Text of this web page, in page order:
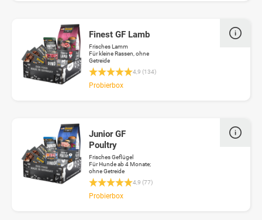
Finest GF Lamb
Frisches Lamm
Für kleine Rassen, ohne
Getreide
Durchschnittliche Bewertung 4.9 von 5
4,9 (134)
Probierbox
Junior GF
Poultry
Frisches Geflügel
Für Hunde ab 4 Monate;
ohne Getreide
Durchschnittliche Bewertung 4.9 von 5
4,9 (77)
Probierbox